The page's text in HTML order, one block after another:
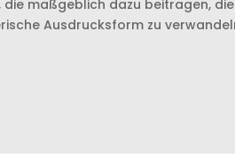
maßgeblich dazu beitragen,
Ausdrucksform zu